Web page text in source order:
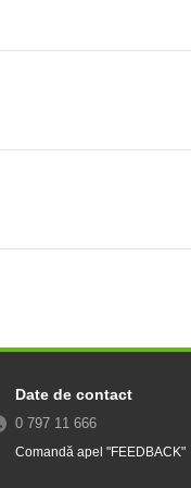
Date de contact
0 797 11 666
Comandă apel "FEEDBACK"